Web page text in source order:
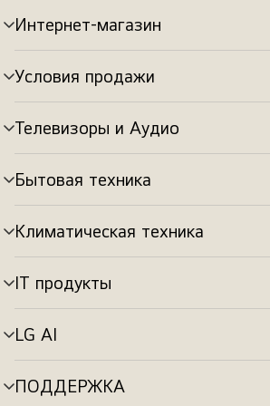
Интернет-магазин
Переключатель
меню
Условия продажи
Переключатель
меню
Телевизоры и Аудио
Переключатель
меню
Бытовая техника
Переключатель
меню
Климатическая техника
Переключатель
меню
IT продукты
Переключатель
меню
LG AI
Переключатель
меню
ПОДДЕРЖКА
Переключатель